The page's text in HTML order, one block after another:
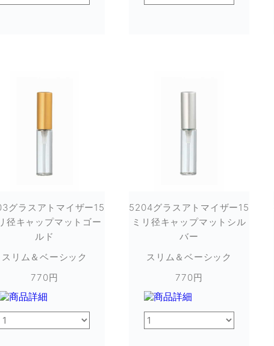
グラスアトマイザー15
径キャップマットゴー
ルド
スリム＆ベーシック
770円
5204グラスアトマイザー15
ミリ径キャップマットシル
バー
スリム＆ベーシック
770円